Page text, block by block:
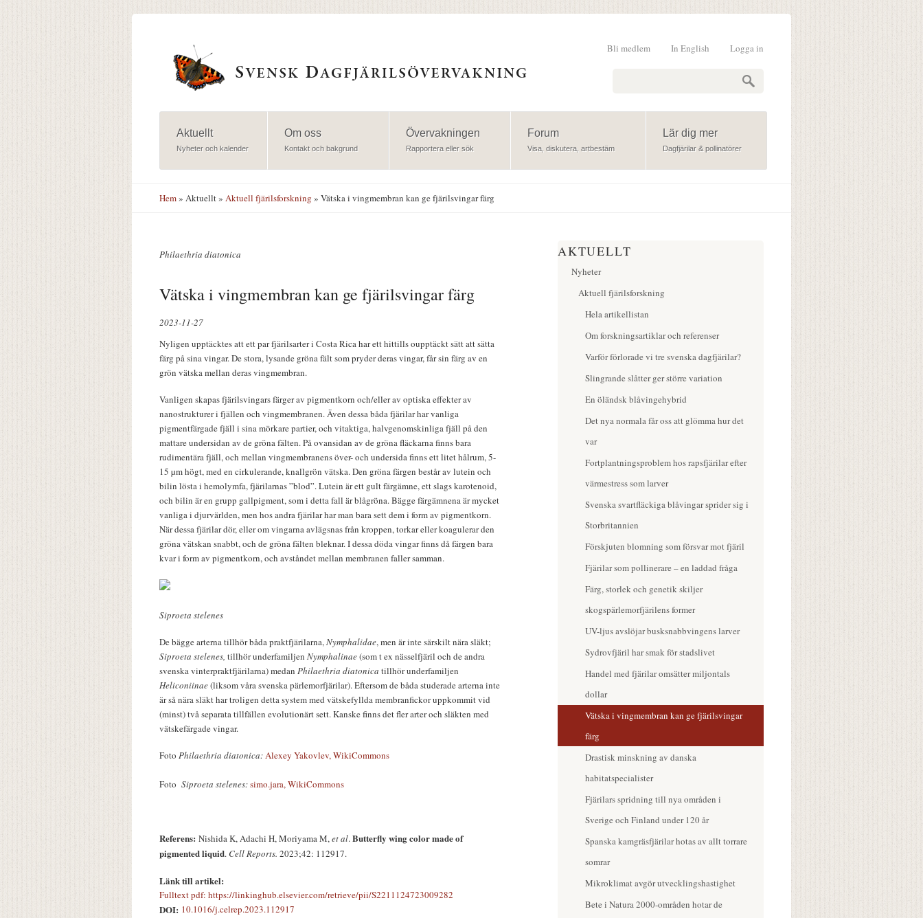
Logga in
In English
Bli medlem
Aktuellt
Nyheter och kalender
Om oss
Kontakt och bakgrund
Övervakningen
Rapportera eller sök
Forum
Visa, diskutera, artbestäm
Lär dig mer
Dagfjärilar & pollinatörer
Hem» Aktuellt» Aktuell fjärilsforskning » Vätska i vingmembran kan ge fjärilsvingar färg
Philaethria diatonica
Vätska i vingmembran kan ge fjärilsvingar färg
2023-11-27
Nyligen upptäcktes att ett par fjärilsarter i Costa Rica har ett hittills oupptäckt sätt att sätta
färg på sina vingar. De stora, lysande gröna fält som pryder deras vingar, får sin färg av en
grön vätska mellan deras vingmembran.
Vanligen skapas fjärilsvingars färger av pigmentkorn och/eller av optiska effekter av
nanostrukturer i fjällen och vingmembranen. Även dessa båda fjärilar har vanliga
pigmentfärgade fjäll i sina mörkare partier, och vitaktiga, halvgenomskinliga fjäll på den
mattare undersidan av de gröna fälten. På ovansidan av de gröna fläckarna finns bara
rudimentära fjäll, och mellan vingmembranens över- och undersida finns ett litet hålrum, 5-
15 µm högt, med en cirkulerande, knallgrön vätska. Den gröna färgen består av lutein och
bilin lösta i hemolymfa, fjärilarnas ”blod”. Lutein är ett gult färgämne, ett slags karotenoid,
och bilin är en grupp gallpigment, som i detta fall är blågröna. Bägge färgämnena är mycket
vanliga i djurvärlden, men hos andra fjärilar har man bara sett dem i form av pigmentkorn.
När dessa fjärilar dör, eller om vingarna avlägsnas från kroppen, torkar eller koagulerar den
gröna vätskan snabbt, och de gröna fälten bleknar. I dessa döda vingar finns då färgen bara
kvar i form av pigmentkorn, och avståndet mellan membranen faller samman.
Siproeta stelenes
De bägge arterna tillhör båda praktfjärilarna,Nymphalidae, men är inte särskilt nära släkt;
Siproeta stelenes, tillhör underfamiljen Nymphalinae(som t ex nässelfjäril och de andra
svenska vinterpraktfjärilarna) medan Philaethria diatonica tillhör underfamiljen
Heliconiinae(liksom våra svenska pärlemorfjärilar). Eftersom de båda studerade arterna inte
är så nära släkt har troligen detta system med vätskefyllda membranfickor uppkommit vid
(minst) två separata tillfällen evolutionärt sett. Kanske finns det fler arter och släkten med
vätskefärgade vingar.
Foto Philaethria diatonica:Alexey Yakovlev, WikiCommons
Foto Siproeta stelenes:simo.jara, WikiCommons
Referens: Nishida K, Adachi H, Moriyama M,et al.Butterfly wing color made of
pigmented liquid. Cell Reports. 2023;42: 112917.
Länk till artikel:
Fulltext pdf: https://linkinghub.elsevier.com/retrieve/pii/S2211124723009282
DOI: 10.1016/j.celrep.2023.112917
AKTUELLT
Nyheter
Aktuell fjärilsforskning
Hela artikellistan
Om forskningsartiklar och referenser
Varför förlorade vi tre svenska dagfjärilar?
Slingrande slåtter ger större variation
En öländsk blåvingehybrid
Det nya normala får oss att glömma hur det
var
Fortplantningsproblem hos rapsfjärilar efter
värmestress som larver
Svenska svartfläckiga blåvingar sprider sig i
Storbritannien
Förskjuten blomning som försvar mot fjäril
Fjärilar som pollinerare – en laddad fråga
Färg, storlek och genetik skiljer
skogspärlemorfjärilens former
UV-ljus avslöjar busksnabbvingens larver
Sydrovfjäril har smak för stadslivet
Handel med fjärilar omsätter miljontals
dollar
Vätska i vingmembran kan ge fjärilsvingar
färg
Drastisk minskning av danska
habitatspecialister
Fjärilars spridning till nya områden i
Sverige och Finland under 120 år
Spanska kamgräsfjärilar hotas av allt torrare
somrar
Mikroklimat avgör utvecklingshastighet
Bete i Natura 2000-områden hotar de